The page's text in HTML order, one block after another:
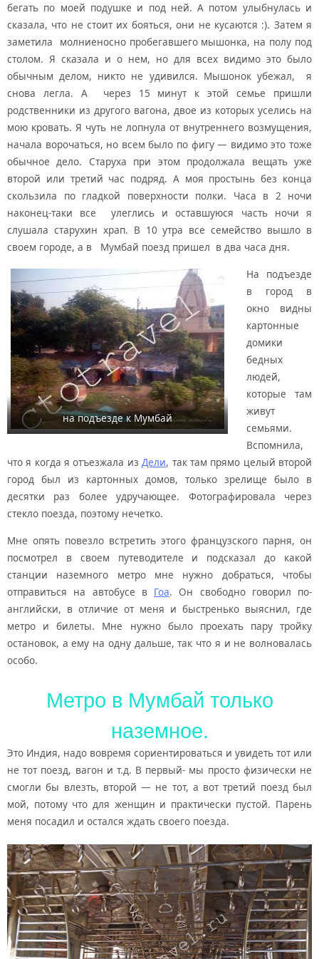
бегать по моей подушке и под ней. А потом улыбнулась и
сказала, что не стоит их бояться, они не кусаются :). Затем я
заметила молниеносно пробегавшего мышонка, на полу под
столом. Я сказала и о нем, но для всех видимо это было
обычным делом, никто не удивился. Мышонок убежал, я
снова легла. А через 15 минут к этой семье пришли
родственники из другого вагона, двое из которых уселись на
мою кровать. Я чуть не лопнула от внутреннего возмущения,
начала ворочаться, но всем было по фигу — видимо это тоже
обычное дело. Старуха при этом продолжала вещать уже
второй или третий час подряд. А моя простынь без конца
скользила по гладкой поверхности полки. Часа в 2 ночи
наконец-таки все улеглись и оставшуюся часть ночи я
слушала старухин храп. В 10 утра все семейство вышло в
своем городе, а в Мумбай поезд пришел в два часа дня.
на подъезде к Мумбай
На подъезде
в город в
окно видны
картонные
домики
бедных
людей,
которые там
живут
семьями.
Вспомнила,
что я когда я отъезжала изДели, так там прямо целый второй
город был из картонных домов, только зрелище было в
десятки раз более удручающее. Фотографировала через
стекло поезда, поэтому нечетко.
Мне опять повезло встретить этого французского парня, он
посмотрел в своем путеводителе и подсказал до какой
станции наземного метро мне нужно добраться, чтобы
отправиться на автобусе в Гоа. Он свободно говорил по-
английски, в отличие от меня и быстренько выяснил, где
метро и билеты. Мне нужно было проехать пару тройку
остановок, а ему на одну дальше, так что я и не волновалась
особо.
Метро в Мумбай только
наземное.
Это Индия, надо вовремя сориентироваться и увидеть тот или
не тот поезд, вагон и т.д. В первый- мы просто физически не
смогли бы влезть, второй — не тот, а вот третий поезд был
мой, потому что для женщин и практически пустой. Парень
меня посадил и остался ждать своего поезда.